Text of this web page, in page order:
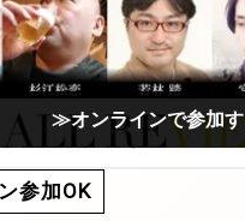
≫オンラインで参加
参加OK